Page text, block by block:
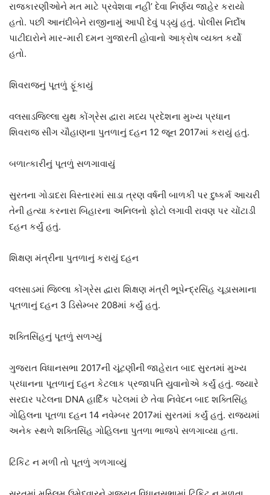
રાજકારણીઓને મત માટે પ્રવેશવા નહી’ દેવા નિર્ણય જાહેર કરાયો
હતો. પછી આનંદીબેને રાજીનામું આપી દેવું પડ્યું હતું. પોલીસ નિર્દોષ
પાટીદારોને માર-મારી દમન ગુજારતી હોવાનો આક્રોષ વ્યક્ત કર્યો
હતો.
શિવરાજનું પૂતળું ફૂંકાયું
વલસાડજિલ્લા યુથ કોંગ્રેસ દ્વારા મધ્ય પ્રદેશના મુખ્ય પ્રધાન
શિવરાજ સીંગ ચૌહાણના પુતળાનું દહન 12 જૂન 2017માં કરાયું હતું.
બળાત્કારીનું પૂતળું સળગાવાયું
સુરતના ગોડાદરા વિસ્તારમાં સાડા ત્રણ વર્ષની બાળકી પર દુષ્કર્મ આચરી
તેની હત્યા કરનારા બિહારના અનિલનો ફોટો લગાવી રાવણ પર ચોંટાડી
દહન કર્યું હતું.
શિક્ષણ મંત્રીના પુતળાનું કરાયું દહન
વલસાડમાં જિલ્લા કોંગ્રેસ દ્વારા શિક્ષણ મંત્રી ભૂપેન્દ્રસિંહ ચૂડાસમાના
પૂતળાનું દહન 3 ડિસેમ્બર 208માં કર્યું હતું.
શક્તિસિંહનું પૂતળું સળગ્યું
ગુજરાત વિધાનસભા 2017ની ચૂંટણીની જાહેરાત બાદ સુરતમાં મુખ્ય
પ્રધાનના પૂતળાનું દહન કેટલાક પ્રજાપતિ યુવાનોએ કર્યું હતું. જ્યારે
સરદાર પટેલના DNA હાર્દિક પટેલમાં છે તેવા નિવેદન બાદ શક્તિસિંહ
ગોહિલના પૂતળા દહન 14 નવેમ્બર 2017માં સુરતમાં કર્યું હતું. રાજ્યમાં
અનેક સ્થળે શક્તિસિંહ ગોહિલના પુતળા ભાજપે સળગાવ્યા હતા.
ટિકિટ ન મળી તો પૂતળું ગળગાવ્યું